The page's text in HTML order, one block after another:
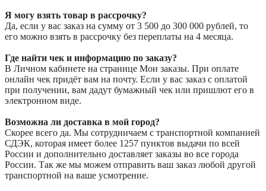
Я могу взять товар в рассрочку?
Да, если у вас заказ на сумму от 3 500 до 300 000 рублей, то
его можно взять в рассрочку без переплаты на 4 месяца.
Где найти чек и информацию по заказу?
В Личном кабинете на странице Мои заказы. При оплате
онлайн чек придёт вам на почту. Если у вас заказ с оплатой
при получении, вам дадут бумажный чек или пришлют его в
электронном виде.
Возможна ли доставка в мой город?
Скорее всего да. Мы сотрудничаем с транспортной компанией
СДЭК, которая имеет более 1257 пунктов выдачи по всей
России и дополнительно доставляет заказы во все города
России. Так же мы можем отправить ваш заказ любой другой
транспортной на ваше усмотрение.